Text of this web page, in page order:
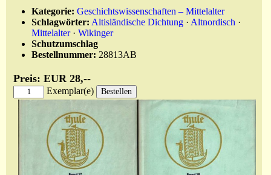
Kategorie: Geschichtswissenschaften – Mittelalter
Schlagwörter: Altisländische Dichtung · Altnordisch ·
Mittelalter· Wikinger
Schutzumschlag
Bestellnummer: 28813AB
Preis: EUR 28,--
Exemplar(e)